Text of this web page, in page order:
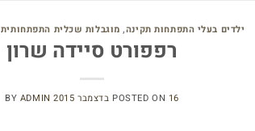
ילדים בעלי התפתחות תקינה, מוגבלות שכלית התפתחותית
רפפורט סיידה שרון
POSTED ON 16 בדצמבר 2015 BY ADMIN